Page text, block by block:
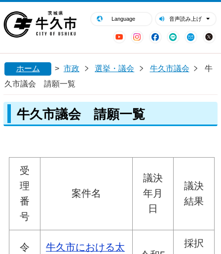
Language 音声読み上げ
YouTubeInstagram
Facebook
LINE Mail
閉じる
ホーム > 市政 選挙・議会 牛久市議会
牛
久市議会 請願一覧
牛久市議会 請願一覧
受
理
番
号
案件名
議決
年月
日
議決
結果
令
牛久市における太
採択